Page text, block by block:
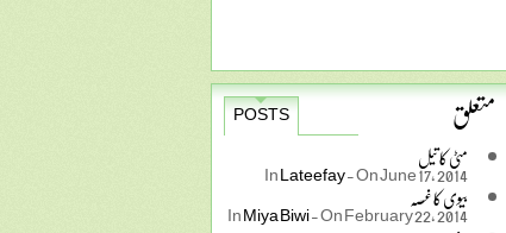
متعلق
POSTS
مٹی کا تیل
InLateefay-On June 17, 2014
بیوی کا غصہ InMiya Biwi-On February 22, 2014